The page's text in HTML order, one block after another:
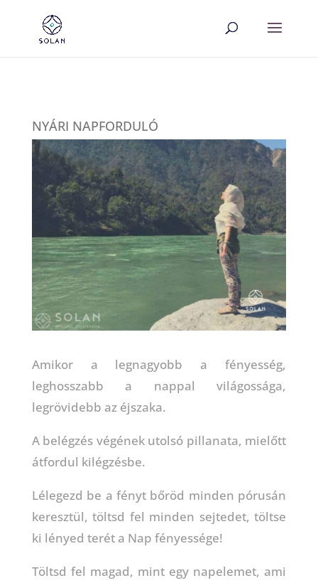
NYÁRI NAPFORDULÓ
Amikor a legnagyobb a fényesség,
leghosszabb a nappal világossága,
legrövidebb az éjszaka.
A belégzés végének utolsó pillanata, mielőtt
átfordul kilégzésbe.
Lélegezd be a fényt bőröd minden pórusán
keresztül, töltsd fel minden sejtedet, töltse
ki lényed terét a Nap fényessége!
Töltsd fel magad, mint egy napelemet, ami